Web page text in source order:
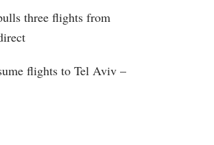
three flights from
flights to Tel Aviv –